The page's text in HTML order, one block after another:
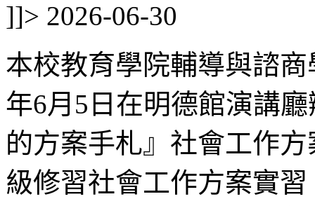
]]> 2026-06-30
本校教育學院輔導與諮
年6月5日在明德館演講
的方案手札』社會工作
級修習社會工作方案實